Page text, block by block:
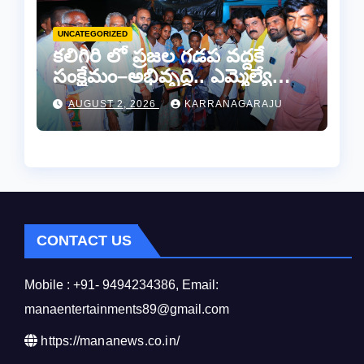
UNCATEGORIZED
కలిగిరి లో ప్రజల గడప వద్దకే
సంక్షేమం–అభివృద్ధి.. ఎమ్మెల్యే
కాకర్ల.
AUGUST 2, 2026 KARRANAGARAJU
CONTACT US
Mobile : +91- 9494234386, Email:
manaentertainments89@gmail.com
https://mananews.co.in/